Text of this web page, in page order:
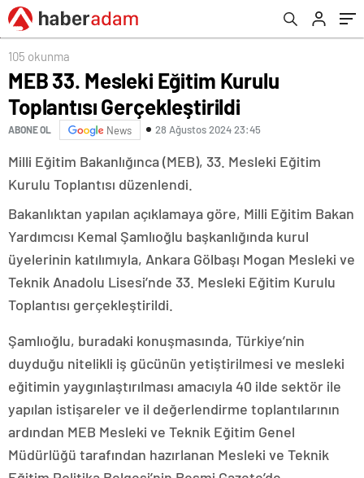
105 okunma
MEB 33. Mesleki Eğitim Kurulu
Toplantısı Gerçekleştirildi
ABONE OL News 28 Ağustos 2024 23:45
Milli Eğitim Bakanlığınca (MEB), 33. Mesleki Eğitim
Kurulu Toplantısı düzenlendi.
Bakanlıktan yapılan açıklamaya göre, Milli Eğitim Bakan
Yardımcısı Kemal Şamlıoğlu başkanlığında kurul
üyelerinin katılımıyla, Ankara Gölbaşı Mogan Mesleki ve
Teknik Anadolu Lisesi’nde 33. Mesleki Eğitim Kurulu
Toplantısı gerçekleştirildi.
Şamlıoğlu, buradaki konuşmasında, Türkiye’nin
duyduğu nitelikli iş gücünün yetiştirilmesi ve mesleki
eğitimin yaygınlaştırılması amacıyla 40 ilde sektör ile
yapılan istişareler ve il değerlendirme toplantılarının
ardından MEB Mesleki ve Teknik Eğitim Genel
Müdürlüğü tarafından hazırlanan Mesleki ve Teknik
duyurdu